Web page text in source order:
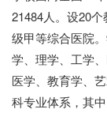
21484人。设20
级甲等综合医院
学、理学、工学
医学、教育学、
科专业体系，其中